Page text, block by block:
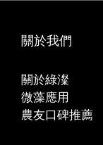
關於我們
關於綠澯
微藻應用
農友口碑推薦